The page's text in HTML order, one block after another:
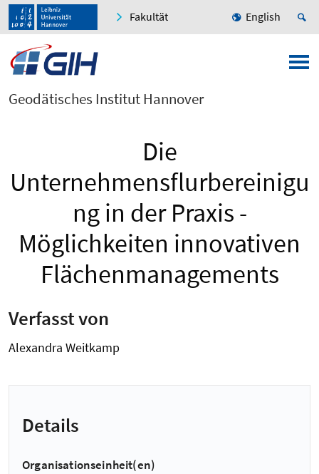
Fakultät English
Geodätisches Institut Hannover
Die
Unternehmensflurbereinigu
ng in der Praxis -
Möglichkeiten innovativen
Flächen­managements
Verfasst von
Alexandra Weitkamp
Details
Organisationseinheit(en)